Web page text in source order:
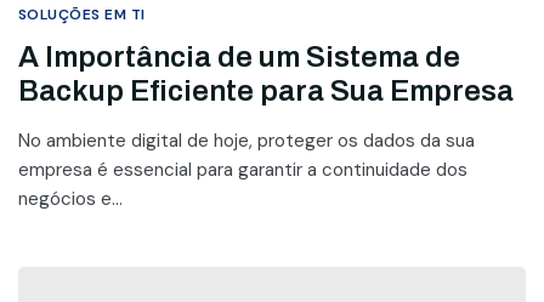
SOLUÇÕES EM TI
A Importância de um Sistema de
Backup Eficiente para Sua Empresa
No ambiente digital de hoje, proteger os dados da sua
empresa é essencial para garantir a continuidade dos
negócios e...